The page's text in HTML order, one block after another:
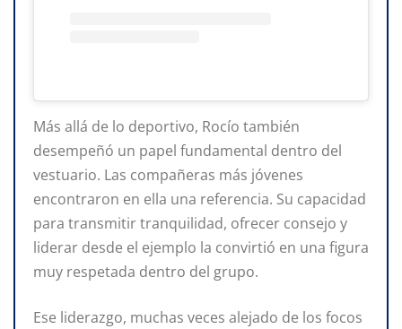
Más allá de lo deportivo, Rocío también
desempeñó un papel fundamental dentro del
vestuario. Las compañeras más jóvenes
encontraron en ella una referencia. Su capacidad
para transmitir tranquilidad, ofrecer consejo y
liderar desde el ejemplo la convirtió en una figura
muy respetada dentro del grupo.
Ese liderazgo, muchas veces alejado de los focos